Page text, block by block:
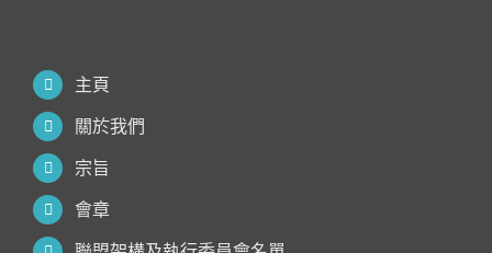
主頁
關於我們
宗旨
會章